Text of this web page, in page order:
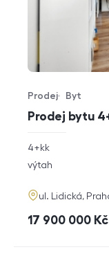
Prodej bytu
Typ nabídky
Prodej
Typ nemovitosti
Byt
rozměry
4+kk
funkce
výtah
adresa
ul. Lidická,
cena
17 900 000 Kč